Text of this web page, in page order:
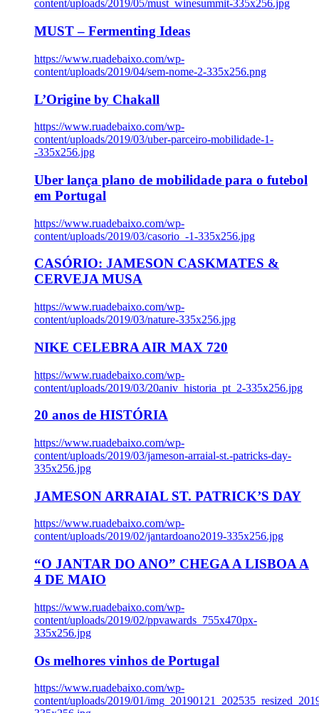
content/uploads/2019/05/must_winesummit-335x256.jpg
MUST – Fermenting Ideas
https://www.ruadebaixo.com/wp-
content/uploads/2019/04/sem-nome-2-335x256.png
L’Origine by Chakall
https://www.ruadebaixo.com/wp-
content/uploads/2019/03/uber-parceiro-mobilidade-1-
-335x256.jpg
Uber lança plano de mobilidade para o futebol
em Portugal
https://www.ruadebaixo.com/wp-
content/uploads/2019/03/casorio_-1-335x256.jpg
CASÓRIO: JAMESON CASKMATES &
CERVEJA MUSA
https://www.ruadebaixo.com/wp-
content/uploads/2019/03/nature-335x256.jpg
NIKE CELEBRA AIR MAX 720
https://www.ruadebaixo.com/wp-
content/uploads/2019/03/20aniv_historia_pt_2-335x256.jpg
20 anos de HISTÓRIA
https://www.ruadebaixo.com/wp-
content/uploads/2019/03/jameson-arraial-st.-patricks-day-
335x256.jpg
JAMESON ARRAIAL ST. PATRICK’S DAY
https://www.ruadebaixo.com/wp-
content/uploads/2019/02/jantardoano2019-335x256.jpg
“O JANTAR DO ANO” CHEGA A LISBOA A
4 DE MAIO
https://www.ruadebaixo.com/wp-
content/uploads/2019/02/ppvawards_755x470px-
335x256.jpg
Os melhores vinhos de Portugal
https://www.ruadebaixo.com/wp-
content/uploads/2019/01/